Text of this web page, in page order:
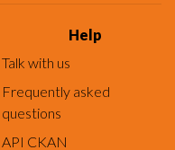
Help
Talk with us
Frequently asked
questions
API CKAN